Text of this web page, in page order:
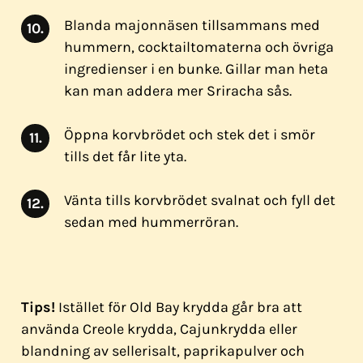
Blanda majonnäsen tillsammans med
hummern, cocktailtomaterna och övriga
ingredienser i en bunke. Gillar man heta
kan man addera mer Sriracha sås.
Öppna korvbrödet och stek det i smör
tills det får lite yta.
Vänta tills korvbrödet svalnat och fyll det
sedan med hummerröran.
Tips! Istället för Old Bay krydda går bra att
använda Creole krydda, Cajunkrydda eller
blandning av sellerisalt, paprikapulver och